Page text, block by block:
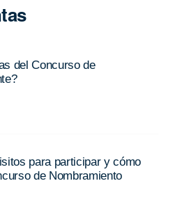
del Concurso de
para participar y cómo
de Nombramiento